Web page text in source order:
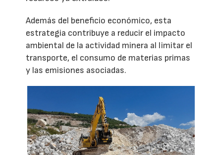
Además del beneficio económico, esta
estrategia contribuye a reducir el impacto
ambiental de la actividad minera al limitar el
transporte, el consumo de materias primas
y las emisiones asociadas.